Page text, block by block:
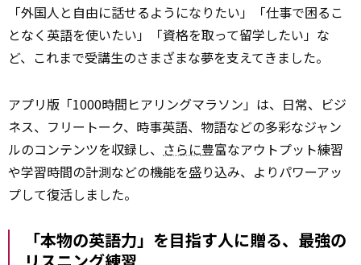
「外国人と自由に話せるようになりたい」「仕事で困るこ
となく英語を使いたい」「資格を取って留学したい」な
ど、これまで受講生のさまざまな夢を支えてきました。
アプリ版「1000時間ヒアリングマラソン」は、日常、ビジ
ネス、フリートーク、時事英語、物語などの多彩なジャン
ルのコンテンツを収録し、 さらに豊富なアウトプット練習
や学習時間の計測などの機能を盛り込み、よりパワーアッ
プして復活しました。
「本物の英語力」を目指す人に贈る、最強の